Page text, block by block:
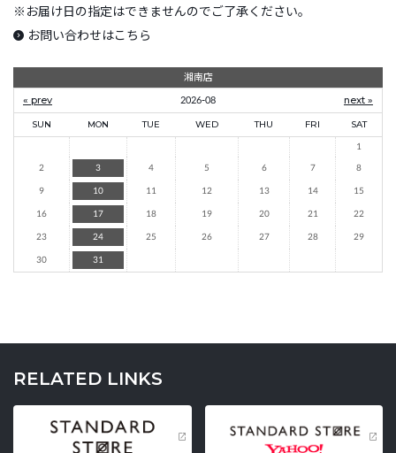
※ お届け日の指定はできませんのでご了承ください。
お問い合わせはこちら
湘南店
« prev
2026-08 next »
SUN MON TUE WED THU FRI
SAT
1
2
3 4 5 6 7
8
9
10 11 12 13 14
15
16
17 18 19 20 21
22
23
24 25 26 27 28
29
30
31
RELATED LINKS